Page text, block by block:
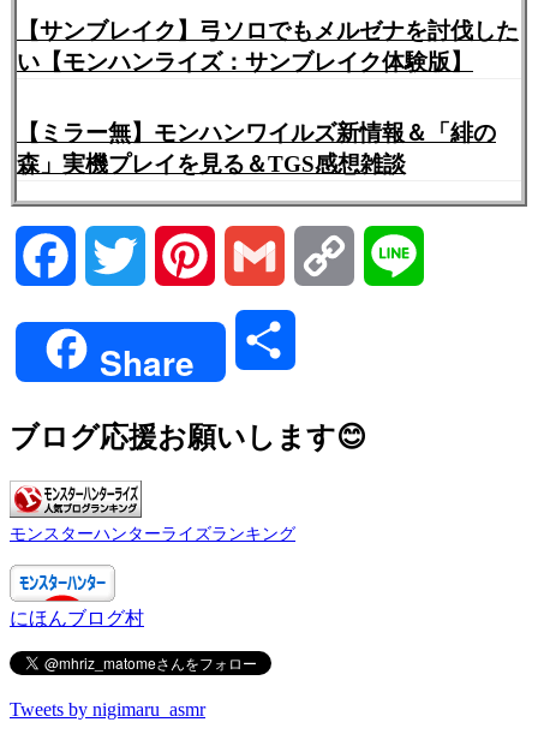
【サンブレイク】弓ソロでもメルゼナを討伐した
い【モンハンライズ：サンブレイク体験版】
【ミラー無】モンハンワイルズ新情報＆「緋の
森」実機プレイを見る＆TGS感想雑談
Facebook Twitter Pinterest Gmail Copy
Share
ブログ応援お願いします😊
モンスターハンターライズランキング
にほんブログ村
Tweets by nigimaru_asmr